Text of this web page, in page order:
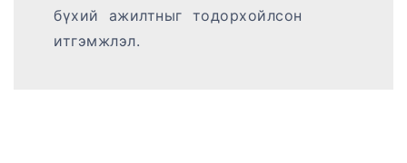
бүхий ажилтныг тодорхойлсон
итгэмжлэл.